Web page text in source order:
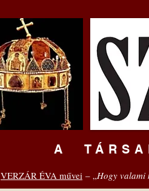
A
VERZÁR ÉVA művei – „Hogy valami